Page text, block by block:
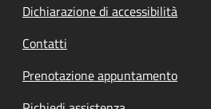
Dichiarazione di accessibilità
Contatti
Prenotazione appuntamento